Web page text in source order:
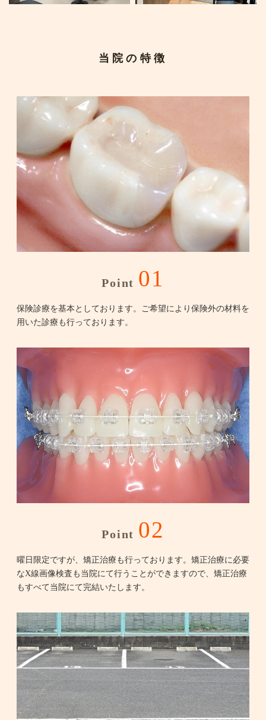
当院の特徴
Point 01
保険診療を基本としております。ご希望により保険外の材料を
用いた診療も行っております。
Point 02
曜日限定ですが、矯正治療も行っております。矯正治療に必要
なX線画像検査も当院にて行うことができますので、矯正治療
もすべて当院にて完結いたします。